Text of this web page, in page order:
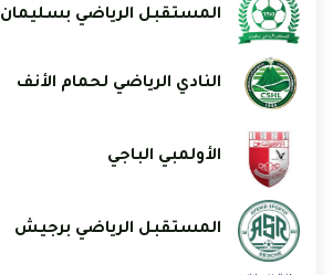
المستقبل الرياضي بسليمان
النادي الرياضي لحمام الأنف
الأولمبي الباجي
المستقبل الرياضي برجيش